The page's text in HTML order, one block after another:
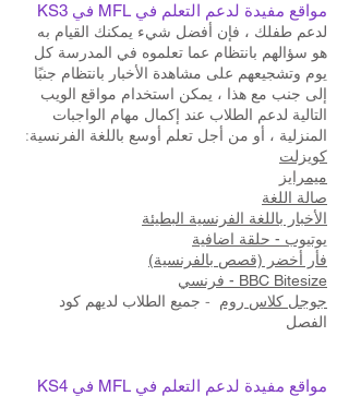
مواقع مفيدة لدعم التعلم في MFL في KS3
لدعم طفلك ، فإن أفضل شيء يمكنك القيام به
هو سؤالهم بانتظام عما تعلموه في المدرسة كل
يوم وتشجيعهم على مشاهدة الأخبار بانتظام جنبًا
إلى جنب مع هذا ، يمكن استخدام مواقع الويب
التالية لدعم الطلاب عند إكمال مهام الواجبات
المنزلية ، أو من أجل تعلم أوسع باللغة الفرنسية:
كويزلت
ميمرايز
صالة اللغة
الأخبار باللغة الفرنسية البطيئة
يوتيوب - حلقة اضافية
فأر أخضر (قصص بالفرنسية)
BBC Bitesize - فرنسي
جوجل كلاس روم
- جميع الطلاب لديهم كود
الفصل
مواقع مفيدة لدعم التعلم في MFL في KS4